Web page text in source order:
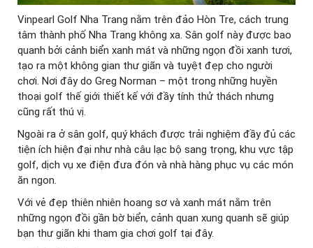
Vinpearl Golf Nha Trang nằm trên đảo Hòn Tre, cách trung
tâm thành phố Nha Trang không xa. Sân golf này được bao
quanh bởi cảnh biển xanh mát và những ngọn đồi xanh tươi,
tạo ra một không gian thư giãn và tuyệt đẹp cho người
chơi. Nơi đây do Greg Norman – một trong những huyền
thoại golf thế giới thiết kế với đầy tính thử thách nhưng
cũng rất thú vị.
Ngoài ra ở sân golf, quý khách được trải nghiệm đầy đủ các
tiện ích hiện đại như nhà câu lạc bộ sang trọng, khu vực tập
golf, dịch vụ xe điện đưa đón và nhà hàng phục vụ các món
ăn ngon.
Với vẻ đẹp thiên nhiên hoang sơ và xanh mát nằm trên
những ngọn đồi gần bờ biển, cảnh quan xung quanh sẽ giúp
bạn thư giãn khi tham gia chơi golf tại đây.